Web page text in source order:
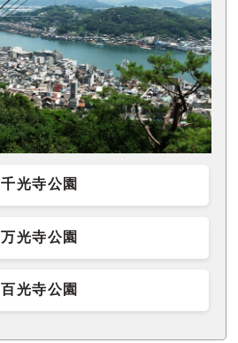
千光寺公園
万光寺公園
百光寺公園